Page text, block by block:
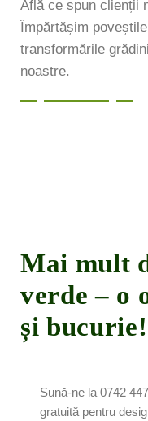
Află ce spun clienții
Împărtășim
transformările
noastre.
Mai mult
verde – o
și
Sună-ne la 0742
gratuită pentru